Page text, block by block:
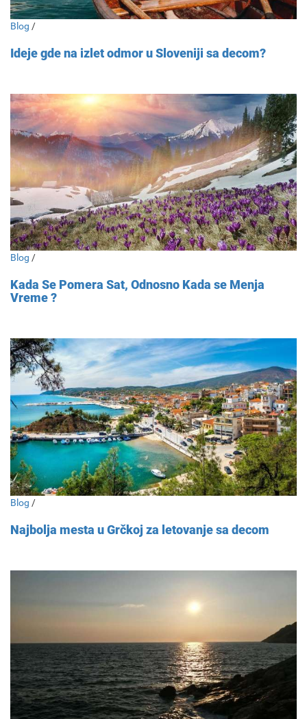
Blog /
Ideje gde na izlet odmor u Sloveniji sa decom?
Blog /
Kada Se Pomera Sat, Odnosno Kada se Menja
Vreme ?
Blog /
Najbolja mesta u Grčkoj za letovanje sa decom